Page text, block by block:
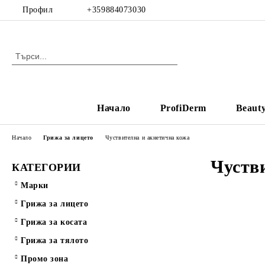
Профил +359884073030
Начало ProfiDerm
КАТЕГОРИИ
Марки
Грижа за лицето
Грижа за косата
Грижа за тялото
Промо зона
Начало Грижа за лицето Чуствителна и акнетична кожа